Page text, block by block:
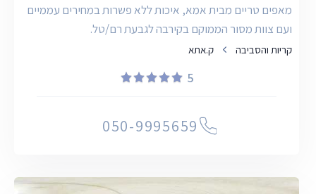
מאפים טריים מבית אמא, איכות ללא פשרות במחירים עממיים
ועם צוות מסור הממוקם בקירבה לגבעת רם/טל.
קריות והסביבה ק.אתא
5
050-9995659